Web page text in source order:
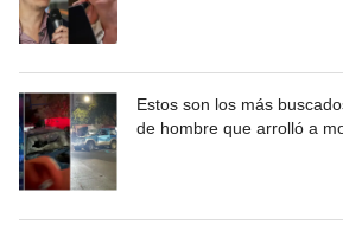
Estos son los más
de hombre que arrolló a